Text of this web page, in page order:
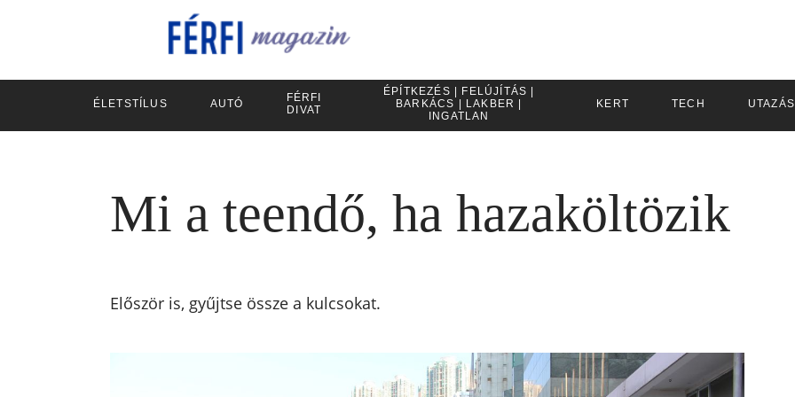
ÉLETSTÍLUS AUTÓ
FÉRFI
DIVAT
ÉPÍTKEZÉS | FELÚJÍTÁS |
BARKÁCS | LAKBER |
INGATLAN
KERT TECH UTAZÁS
Mi a teendő, ha hazaköltözik
Először is, gyűjtse össze a kulcsokat.